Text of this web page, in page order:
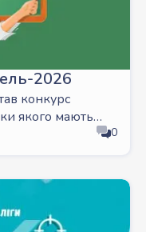
2026
конкурс
якого мають
демонстрував 0